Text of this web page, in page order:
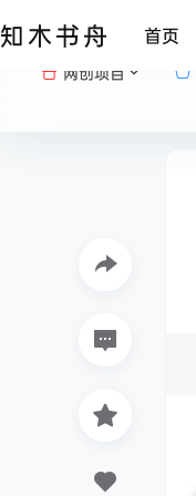
知木书舟 首页
网创项目